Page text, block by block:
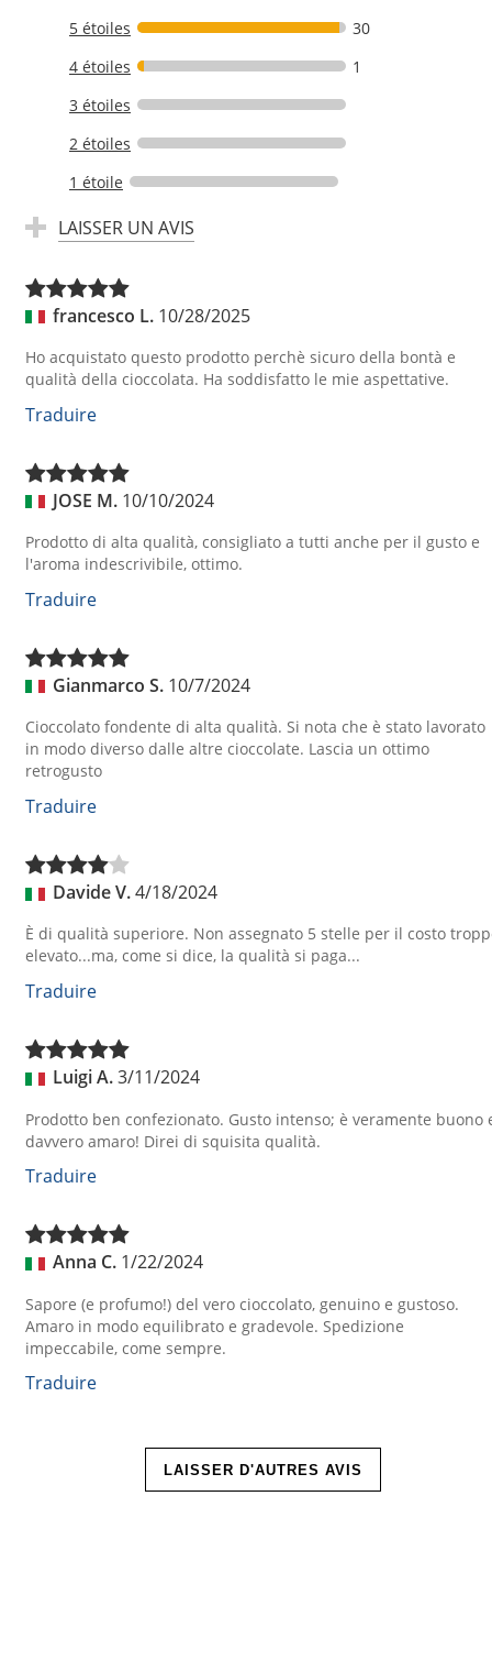
5 étoiles
30
4 étoiles
1
3 étoiles
2 étoiles
1 étoile
LAISSER UN AVIS
francesco L. 10/28/2025
Ho acquistato questo prodotto perchè sicuro della bontà e
qualità della cioccolata. Ha soddisfatto le mie aspettative.
Traduire
JOSE M. 10/10/2024
Prodotto di alta qualità, consigliato a tutti anche per il gusto e
l'aroma indescrivibile, ottimo.
Traduire
Gianmarco S. 10/7/2024
Cioccolato fondente di alta qualità. Si nota che è stato lavorato
in modo diverso dalle altre cioccolate. Lascia un ottimo
retrogusto
Traduire
Davide V.4/18/2024
È di qualità superiore. Non assegnato 5 stelle per il costo
elevato...ma, come si dice, la qualità si paga...
Traduire
Luigi A.3/11/2024
Prodotto ben confezionato. Gusto intenso; è veramente buono
davvero amaro! Direi di squisita qualità.
Traduire
Anna C. 1/22/2024
Sapore (e profumo!) del vero cioccolato, genuino e gustoso.
Amaro in modo equilibrato e gradevole. Spedizione
impeccabile, come sempre.
Traduire
LAISSER D'AUTRES AVIS